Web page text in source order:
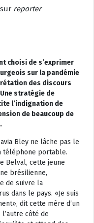
reporter
choisi de s’exprimer
sur la pandémie
des discours
stratégie de
l’indignation de
de beaucoup de
Bley ne lâche pas le
téléphone portable.
Belval, cette jeune
brésilienne,
de suivre la
dans le pays. «Je suis
dit cette mère d’un
l’autre côté de